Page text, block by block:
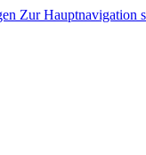
Zur Hauptnavigation